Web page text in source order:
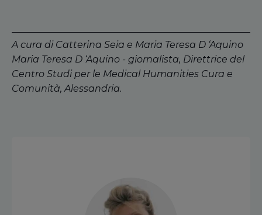
A cura di Catterina Seia e Maria Teresa D ‘Aquino
Maria Teresa D ‘Aquino - giornalista, Direttrice del
Centro Studi per le Medical Humanities Cura e
Comunità, Alessandria.